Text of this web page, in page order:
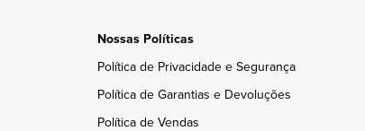
Nossas Políticas
Política de Privacidade e Segurança
Política de Garantias e Devoluções
Política de Vendas